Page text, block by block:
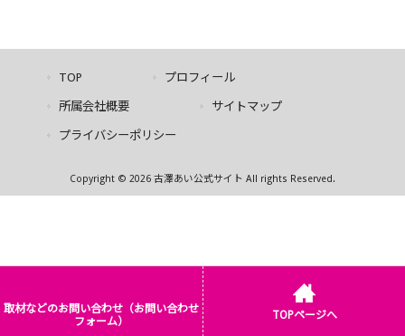
TOP プロフィール
所属会社概要 サイトマップ
プライバシーポリシー
Copyright © 2026 古澤あい公式サイト All rights Reserved.
取材などのお問い合わせ（お問い合わせ
フォーム）
TOPページへ